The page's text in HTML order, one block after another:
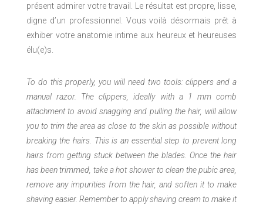
présent admirer votre travail. Le résultat est propre, lisse,
digne d’un professionnel. Vous voilà désormais prêt à
exhiber votre anatomie intime aux heureux et heureuses
élu(e)s.
To do this properly, you will need two tools: clippers and a
manual razor. The clippers, ideally with a 1 mm comb
attachment to avoid snagging and pulling the hair, will allow
you to trim the area as close to the skin as possible without
breaking the hairs. This is an essential step to prevent long
hairs from getting stuck between the blades. Once the hair
has been trimmed, take a hot shower to clean the pubic area,
remove any impurities from the hair, and soften it to make
shaving easier. Remember to apply shaving cream to make it